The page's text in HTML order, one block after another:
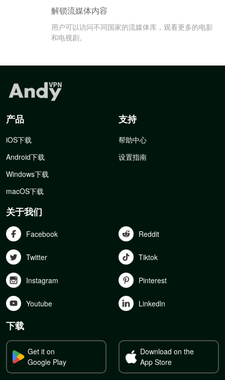
解锁流媒体内容
用户可以访问不同国家的流媒体库，观看更多的电影
和电视剧。
产品
iOS下载
Android下载
Windows下载
macOS下载
支持
帮助中心
设置指南
关于我们
Facebook Reddit
Twitter Tiktok
Instagram Pinterest
Youtube Linkedln
下载
Get it on
Google Play
Download on the
App Store